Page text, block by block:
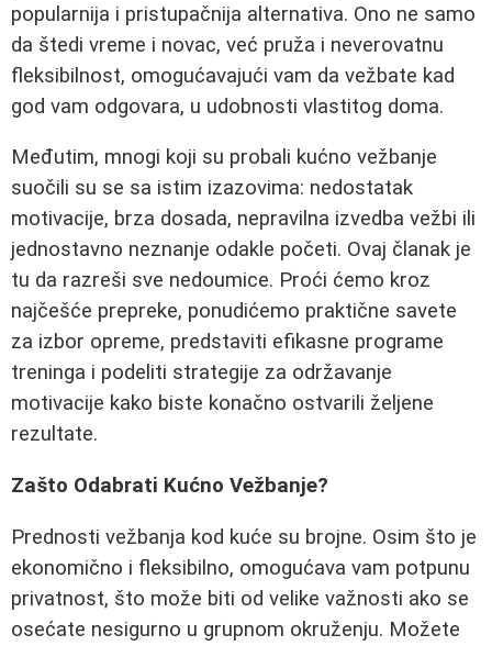
popularnija i pristupačnija alternativa. Ono ne samo
da štedi vreme i novac, već pruža i neverovatnu
fleksibilnost, omogućavajući vam da vežbate kad
god vam odgovara, u udobnosti vlastitog doma.
Međutim, mnogi koji su probali kućno vežbanje
suočili su se sa istim izazovima: nedostatak
motivacije, brza dosada, nepravilna izvedba vežbi ili
jednostavno neznanje odakle početi. Ovaj članak je
tu da razreši sve nedoumice. Proći ćemo kroz
najčešće prepreke, ponudićemo praktične savete
za izbor opreme, predstaviti efikasne programe
treninga i podeliti strategije za održavanje
motivacije kako biste konačno ostvarili željene
rezultate.
Zašto Odabrati Kućno Vežbanje?
Prednosti vežbanja kod kuće su brojne. Osim što je
ekonomično i fleksibilno, omogućava vam potpunu
privatnost, što može biti od velike važnosti ako se
osećate nesigurno u grupnom okruženju. Možete